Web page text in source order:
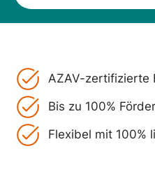
AZAV-zertifizierte
Bis zu 100%
Flexibel mit 100%